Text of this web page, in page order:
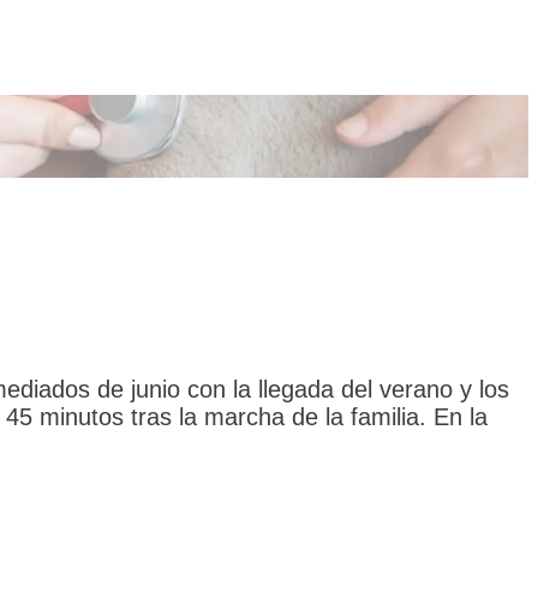
de junio con la llegada del verano y los
minutos tras la marcha de la familia. En la